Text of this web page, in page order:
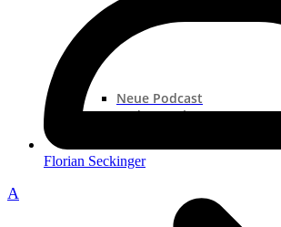
Neue Podcast
Podcast „Shorts“
Florian Seckinger
A